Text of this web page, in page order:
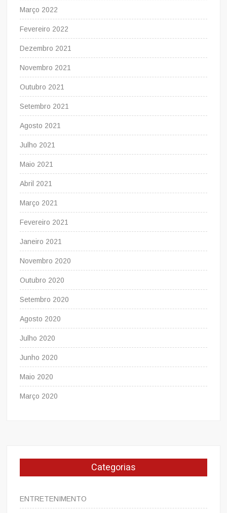
Março 2022
Fevereiro 2022
Dezembro 2021
Novembro 2021
Outubro 2021
Setembro 2021
Agosto 2021
Julho 2021
Maio 2021
Abril 2021
Março 2021
Fevereiro 2021
Janeiro 2021
Novembro 2020
Outubro 2020
Setembro 2020
Agosto 2020
Julho 2020
Junho 2020
Maio 2020
Março 2020
Categorias
ENTRETENIMENTO